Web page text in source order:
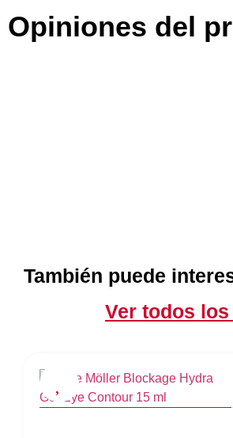
Opiniones del
También puede
Ver todos